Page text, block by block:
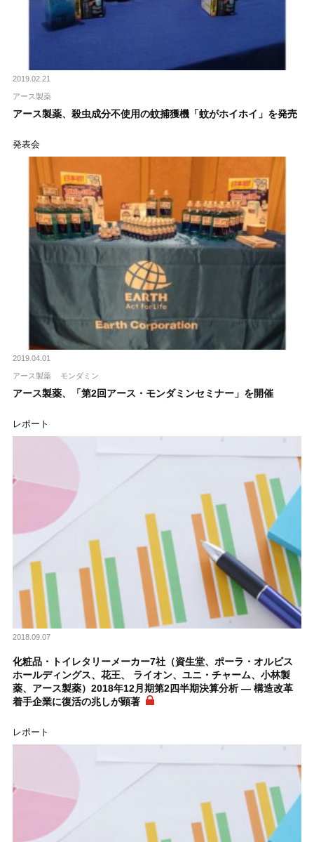
2019.02.21
アース製薬
アース製薬、殺虫成分不使用の蚊捕獲機「蚊がホイホイ」を発売
発表会
2019.04.01
アース製薬 モンダミン
アース製薬、「第2回アース・モンダミンセミナー」を開催
レポート
2018.09.07
化粧品・トイレタリーメーカー7社（資生堂、ポーラ・オルビス
ホールディングス、花王、 ライオン、ユニ・チャーム、小林製
薬、アース製薬）2018年12月期第2四半期決算分析 ― 構造改革
着手企業に復活の兆しが顕著
レポート